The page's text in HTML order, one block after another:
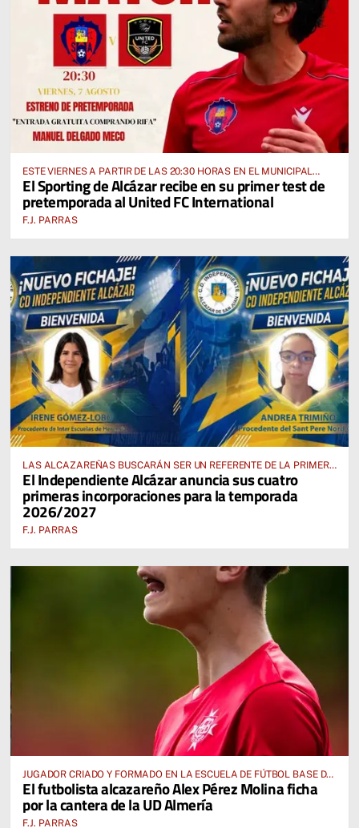
ESTE VIERNES A PARTIR DE LAS 20:30 HORAS EN EL MUNICIPAL
“MANUEL DELGADO MECO”
El Sporting de Alcázar recibe en su primer test de
pretemporada al United FC International
F.J. PARRAS
LAS ALCAZAREÑAS BUSCARÁN SER UN REFERENTE DE LA PRIMERA
AUTONÓMICA PREFERENTE FEMENINA
El Independiente Alcázar anuncia sus cuatro
primeras incorporaciones para la temporada
2026/2027
F.J. PARRAS
JUGADOR CRIADO Y FORMADO EN LA ESCUELA DE FÚTBOL BASE DE
ALCÁZAR DE SAN JUAN
El futbolista alcazareño Alex Pérez Molina ficha
por la cantera de la UD Almería
F.J. PARRAS